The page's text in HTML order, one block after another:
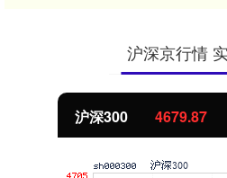
沪深京行情
北证50 1132.97